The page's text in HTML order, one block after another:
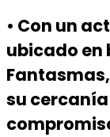
•⁠ ⁠Con un
ubicado en
su